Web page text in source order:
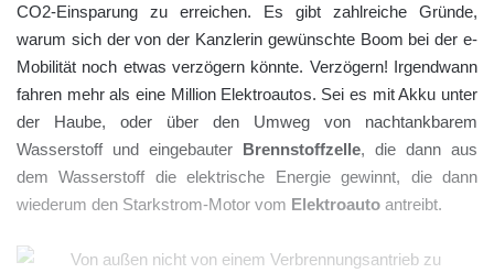
CO2-Einsparung zu erreichen. Es gibt zahlreiche Gründe,
warum sich der von der Kanzlerin gewünschte Boom bei der e-
Mobilität noch etwas verzögern könnte. Verzögern! Irgendwann
fahren mehr als eine Million Elektroautos. Sei es mit Akku unter
der Haube, oder über den Umweg von nachtankbarem
Wasserstoff und eingebauter Brennstoffzelle, die dann aus
dem Wasserstoff die elektrische Energie gewinnt, die dann
wiederum den Starkstrom-Motor vom Elektroauto antreibt.